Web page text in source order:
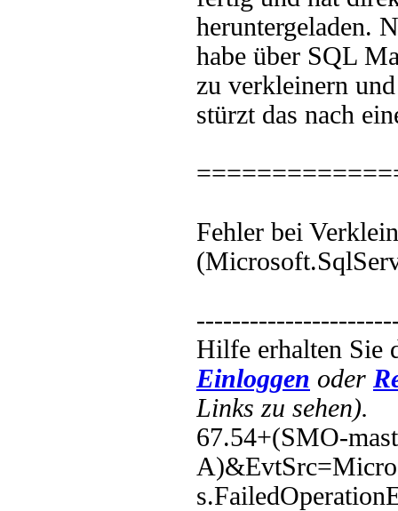
heruntergeladen.
habe über SQL
zu verkleinern
stürzt das nach
Fehler bei
Hilfe erhalten
Einloggen oder
Links zu sehen).
67.54+(SMO-